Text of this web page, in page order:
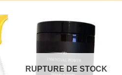
RUPTURE DE STOCK